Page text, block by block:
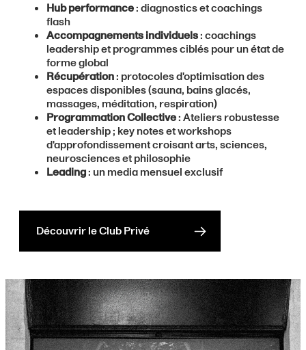
Hub performance: diagnostics et coachings
flash
Accompagnements individuels: coachings
leadership et programmes ciblés pour un état de
forme global
Récupération: protocoles d'optimisation des
espaces disponibles (sauna, bains glacés,
massages, méditation, respiration)
Programmation Collective: Ateliers robustesse
et leadership ; key notes et workshops
d'approfondissement croisant arts, sciences,
neurosciences et philosophie
Leading: un media mensuel exclusif
Découvrir le Club Privé